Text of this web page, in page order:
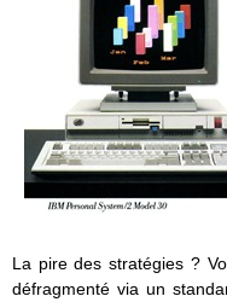
La pire des stratégies ?
défragmenté via un